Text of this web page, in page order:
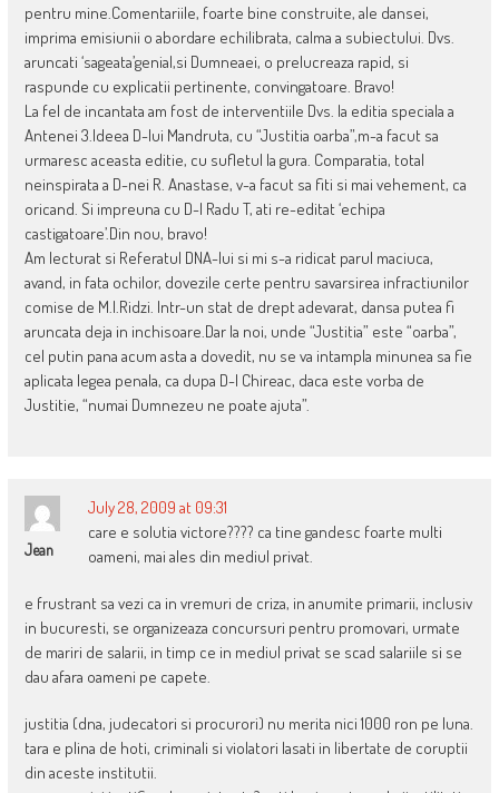
pentru mine.Comentariile, foarte bine construite, ale dansei,
imprima emisiunii o abordare echilibrata, calma a subiectului. Dvs.
aruncati ‘sageata’genial,si Dumneaei, o prelucreaza rapid, si
raspunde cu explicatii pertinente, convingatoare. Bravo!
La fel de incantata am fost de interventiile Dvs. la editia speciala a
Antenei 3.Ideea D-lui Mandruta, cu “Justitia oarba”,m-a facut sa
urmaresc aceasta editie, cu sufletul la gura. Comparatia, total
neinspirata a D-nei R. Anastase, v-a facut sa fiti si mai vehement, ca
oricand. Si impreuna cu D-l Radu T, ati re-editat ‘echipa
castigatoare’.Din nou, bravo!
Am lecturat si Referatul DNA-lui si mi s-a ridicat parul maciuca,
avand, in fata ochilor, dovezile certe pentru savarsirea infractiunilor
comise de M.I.Ridzi. Intr-un stat de drept adevarat, dansa putea fi
aruncata deja in inchisoare.Dar la noi, unde “Justitia” este “oarba”,
cel putin pana acum asta a dovedit, nu se va intampla minunea sa fie
aplicata legea penala, ca dupa D-l Chireac, daca este vorba de
Justitie, “numai Dumnezeu ne poate ajuta”.
Jean
July 28, 2009 at 09:31
care e solutia victore???? ca tine gandesc foarte multi
oameni, mai ales din mediul privat.
e frustrant sa vezi ca in vremuri de criza, in anumite primarii, inclusiv
in bucuresti, se organizeaza concursuri pentru promovari, urmate
de mariri de salarii, in timp ce in mediul privat se scad salariile si se
dau afara oameni pe capete.
justitia (dna, judecatori si procurori) nu merita nici 1000 ron pe luna.
tara e plina de hoti, criminali si violatori lasati in libertate de coruptii
din aceste institutii.